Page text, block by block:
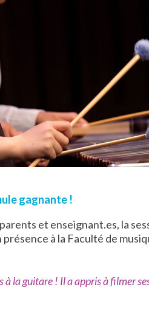
gagnante !
et enseignant.es, la
à la Faculté de
à la guitare ! Il a appris à filmer